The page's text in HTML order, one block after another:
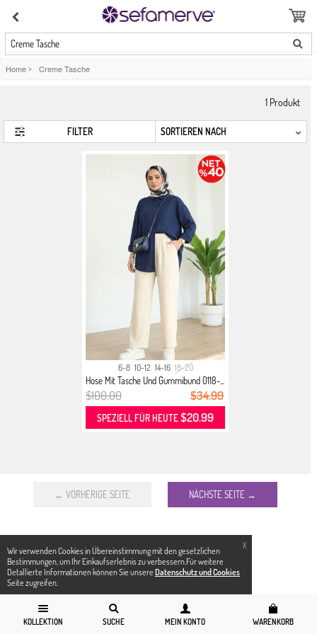
X
Wir verwenden Cookies in Übereinstimmung mit den gesetzlichen
Bestimmungen, um Ihr Einkaufserlebnis zu verbessern.Für weitere
Detallierte Informationen können Sie unsere Datenschutz und Cookies
Seite zugreifen.
Creme Tasche
KOLLEKTION SUCHE MEIN KONTO WARENKORB
Home > Creme Tasche
1 Produkt
FILTER
6-8 10-12 14-16 18-20
Hose Mit Tasche Und Gummibund 0118-...
$100.00 $34.99
SPEZIELL FÜR HEUTE$20.99
← VORHERIGE SEITE NÄCHSTE SEITE →